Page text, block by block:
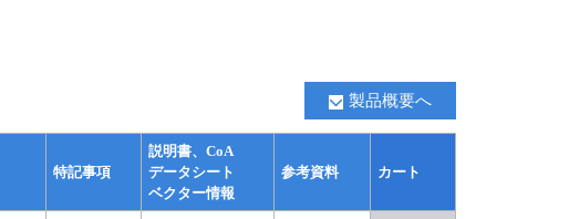
製品概要へ
特記事項
説明書、CoA
データシート
ベクター情報
参考資料
カート